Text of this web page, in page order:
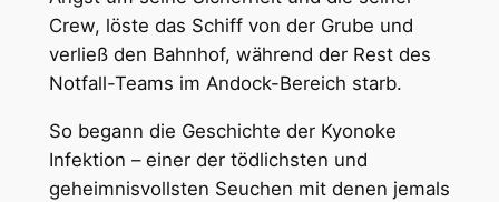
Crew, löste das Schiff von der Grube und
verließ den Bahnhof, während der Rest des
Notfall-Teams im Andock-Bereich starb.
So begann die Geschichte der Kyonoke
Infektion – einer der tödlichsten und
geheimnisvollsten Seuchen mit denen jemals